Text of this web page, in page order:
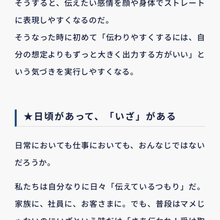
に表現しやすくなるのだ。
そうなった時に初めて「伝わりやすくするには、自
分の想定よりもずっと大きく出力する方がいい」と
いう気づきを実行しやすくなる。
★日頃があって、「いざ」がある
日常においても仕事においても、おんなじではない
だろうか。
私たちは自分なりに日々「伝えているつもり」だ。
家族に、社員に、お客さまに。でも、普段はマメじ